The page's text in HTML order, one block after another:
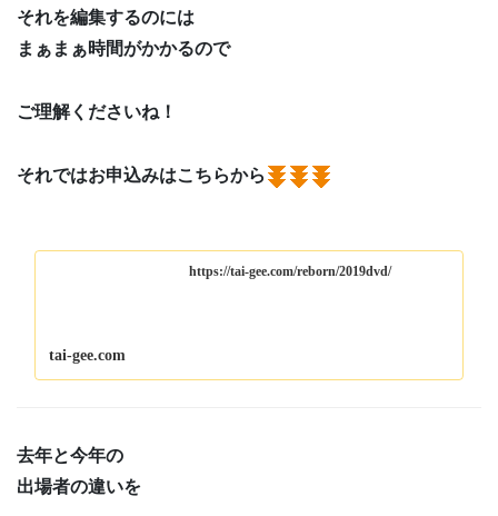
それを編集するのには
まぁまぁ時間がかかるので
ご理解くださいね！
それではお申込みはこちらから
https://tai-gee.com/reborn/2019dvd/
tai-gee.com
去年と今年の
出場者の違いを